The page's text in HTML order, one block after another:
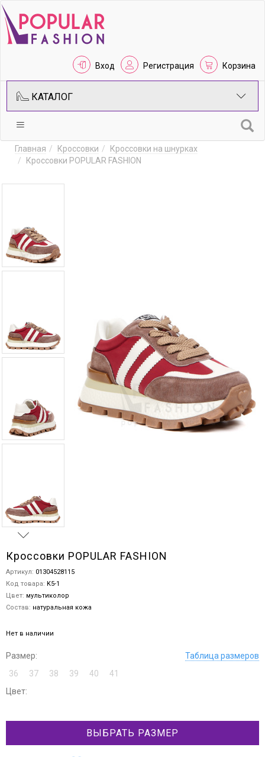
Вход Регистрация Корзина
КАТАЛОГ
Главная Кроссовки
Кроссовки на шнурках
Кроссовки POPULAR FASHION
Кроссовки POPULAR FASHION
Артикул: 01304528115
Код товара: K5-1
Цвет: мультиколор
Состав: натуральная кожа
Нет в наличии
Размер:
Таблица размеров
36
37 38 39 40
41
Цвет:
ВЫБРАТЬ РАЗМЕР